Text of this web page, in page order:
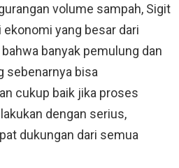
volume sampah, Sigit
yang besar dari
banyak pemulung dan
sebenarnya bisa
cukup baik jika proses
dengan serius,
dukungan dari semua